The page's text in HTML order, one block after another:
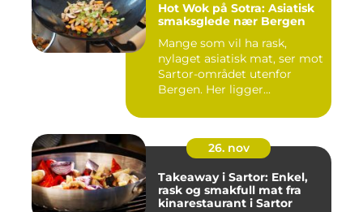
Hot Wok på Sotra: Asiatisk
smaksglede nær Bergen
Mange som vil ha rask,
nylaget asiatisk mat, ser mot
Sartor-området utenfor
Bergen. Her ligger...
26. nov
Takeaway i Sartor: Enkel,
rask og smakfull mat fra
kinarestaurant i Sartor